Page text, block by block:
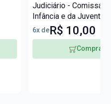
Judiciário -
Infância e da
6x deR$ 10,00
Comprar